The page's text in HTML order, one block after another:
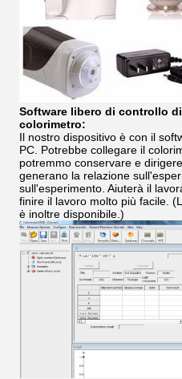
Software libero di controllo
colorimetro:
Il nostro dispositivo è con il
PC. Potrebbe collegare il
potremmo conservare e
generano la relazione
sull'esperimento. Aiuterà il
finire il lavoro molto più facile.
è inoltre disponibile.)